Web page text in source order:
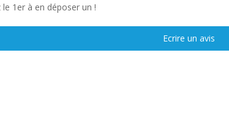
1er à en déposer un !
Ecrire un avis